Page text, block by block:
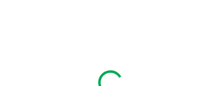
SKLADOM (1-5KS)